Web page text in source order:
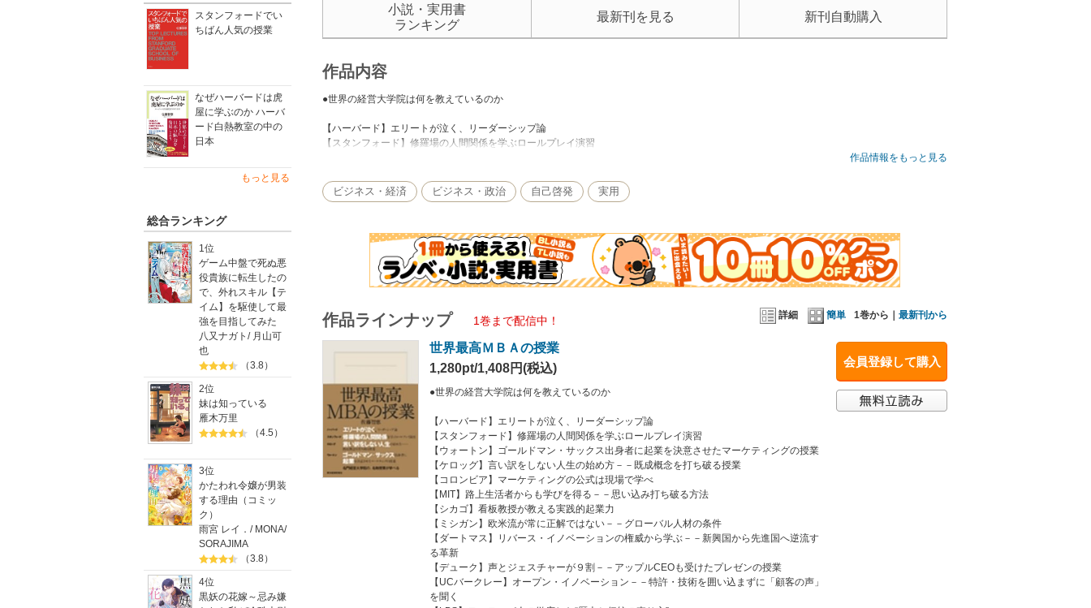
スタンフォードでい
ちばん人気の授業
なぜハーバードは虎
屋に学ぶのか ハーバ
ード白熱教室の中の
日本
もっと見る
総合ランキング
1位
ゲーム中盤で死ぬ悪
役貴族に転生したの
で、外れスキル【テ
イム】を駆使して最
強を目指してみた
八又ナガト / 月山可
也
（3.8）
2位
妹は知っている
雁木万里
（4.5）
3位
かたわれ令嬢が男装
する理由（コミッ
ク）
雨宮 レイ． / MONA/
SORAJIMA
（3.8）
4位
黒妖の花嫁～忌み嫌
小説・実用書
ランキング
最新刊を見る 新刊自動購入
作品内容
●世界の経営大学院は何を教えているのか
【ハーバード】エリートが泣く、リーダーシップ論
【スタンフォード】修羅場の人間関係を学ぶロールプレイ演習
【コロンビア】マーケティングの公式は現場で学べ
【MIT】路上生活者からも学びを得る－－思い込み打ち破る方法
【ダートマス】リバース・イノベーションの権威から学ぶ－－新興国から先進国へ逆流する革新
【デューク】声とジェスチャーが９割－－アップルCEOも受けたプレゼンの授業
【UCバークレー】オープン・イノベーション－－特許・技術を囲い込まずに「顧客の声」を聞く
【LBS】ヨーロッパ人の徹底した“歴史と伝統の売り方”
【ハーバード】自分を赤裸々に語って自分を知る「真のリーダーシップ開発」
欧米の有名ビジネススクールで学んだ日本人留学生たちから聞いた「最も印象に残った授業」を紹介。
経営学の知識を詰め込むだけではなく、キャリア・世界観を変えるほどのインパクトのあったものばかりだ。
さらに、こうした授業を受けた留学生たちが、最終的にどのような選択をしたのかも紹介している。
読めば、ビジネススクールがいかに「自分を変えるものか」が実感できる。
作品情報をもっと見る
ビジネス・経済 ビジネス・政治 自己啓発 実用
詳細 簡単 1巻から｜ 最新刊から
作品ラインナップ 1巻まで配信中！
会員登録して購入
世界最高ＭＢＡの授業
1,280pt/1,408円(税込)
●世界の経営大学院は何を教えているのか
【ハーバード】エリートが泣く、リーダーシップ論
【スタンフォード】修羅場の人間関係を学ぶロールプレイ演習
【ウォートン】ゴールドマン・サックス出身者に起業を決意させたマーケティングの授業
【ケロッグ】言い訳をしない人生の始め方－－既成概念を打ち破る授業
【コロンビア】マーケティングの公式は現場で学べ
【MIT】路上生活者からも学びを得る－－思い込み打ち破る方法
【シカゴ】看板教授が教える実践的起業力
【ミシガン】欧米流が常に正解ではない－－グローバル人材の条件
【ダートマス】リバース・イノベーションの権威から学ぶ－－新興国から先進国へ逆流す
る革新
【デューク】声とジェスチャーが９割－－アップルCEOも受けたプレゼンの授業
【UCバークレー】オープン・イノベーション－－特許・技術を囲い込まずに「顧客の声」
を聞く